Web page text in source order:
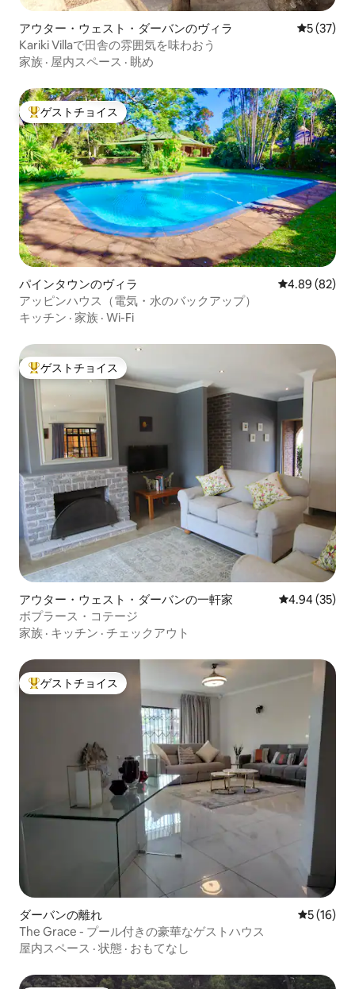
アウター・ウェスト・ダーバンのヴィラ レビュー
5 (37)
Kariki Villaで田舎の雰囲気を味わおう
家族 · 屋内スペース · 眺め
大好評のゲストチョイスです。
ゲストチョイス
パインタウンのヴィラ レビュー82
4.89 (82)
アッピンハウス（電気・水のバックアップ）
キッチン · 家族 · Wi-Fi
大好評のゲストチョイスです。
ゲストチョイス
アウター・ウェスト・ダーバンの一軒家 レビュー35
4.94 (35)
ボプラース・コテージ
家族 · キッチン · チェックアウト
大好評のゲストチョイスです。
ゲストチョイス
ダーバンの離れ レビュー
5 (16)
The Grace - プール付きの豪華なゲストハウス
屋内スペース · 状態 · おもてなし